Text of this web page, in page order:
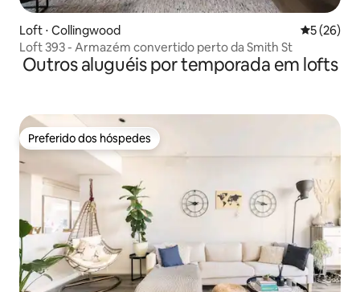
Loft ⋅ Collingwood 5 de uma
5 (26)
Loft 393 - Armazém convertido perto da Smith St
Outros aluguéis por temporada em lofts
Preferido dos hóspedes
Preferido dos hóspedes